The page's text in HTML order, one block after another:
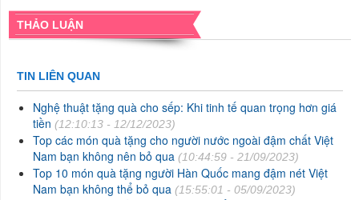
THẢO LUẬN
TIN LIÊN QUAN
Nghệ thuật tặng quà cho sếp: Khi tinh tế quan trọng hơn giá
tiền (12:10:13 - 12/12/2023)
Top các món quà tặng cho người nước ngoài đậm chất Việt
Nam bạn không nên bỏ qua (10:44:59 - 21/09/2023)
Top 10 món quà tặng người Hàn Quốc mang đậm nét Việt
Nam bạn không thể bỏ qua (15:55:01 - 05/09/2023)